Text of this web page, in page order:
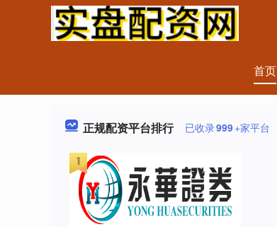
首页
正规配资平台排行 已收录999+家平台